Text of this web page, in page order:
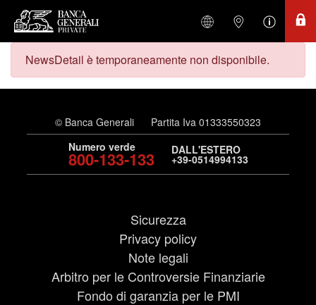
NewsDetail è temporaneamente non disponibile.
© Banca Generali
Partita Iva 01333550323
Numero verde
800-133-133 DALL'ESTERO
+39-0514994133
Sicurezza
Privacy policy
Note legali
Arbitro per le Controversie Finanziarie
Fondo di garanzia per le PMI